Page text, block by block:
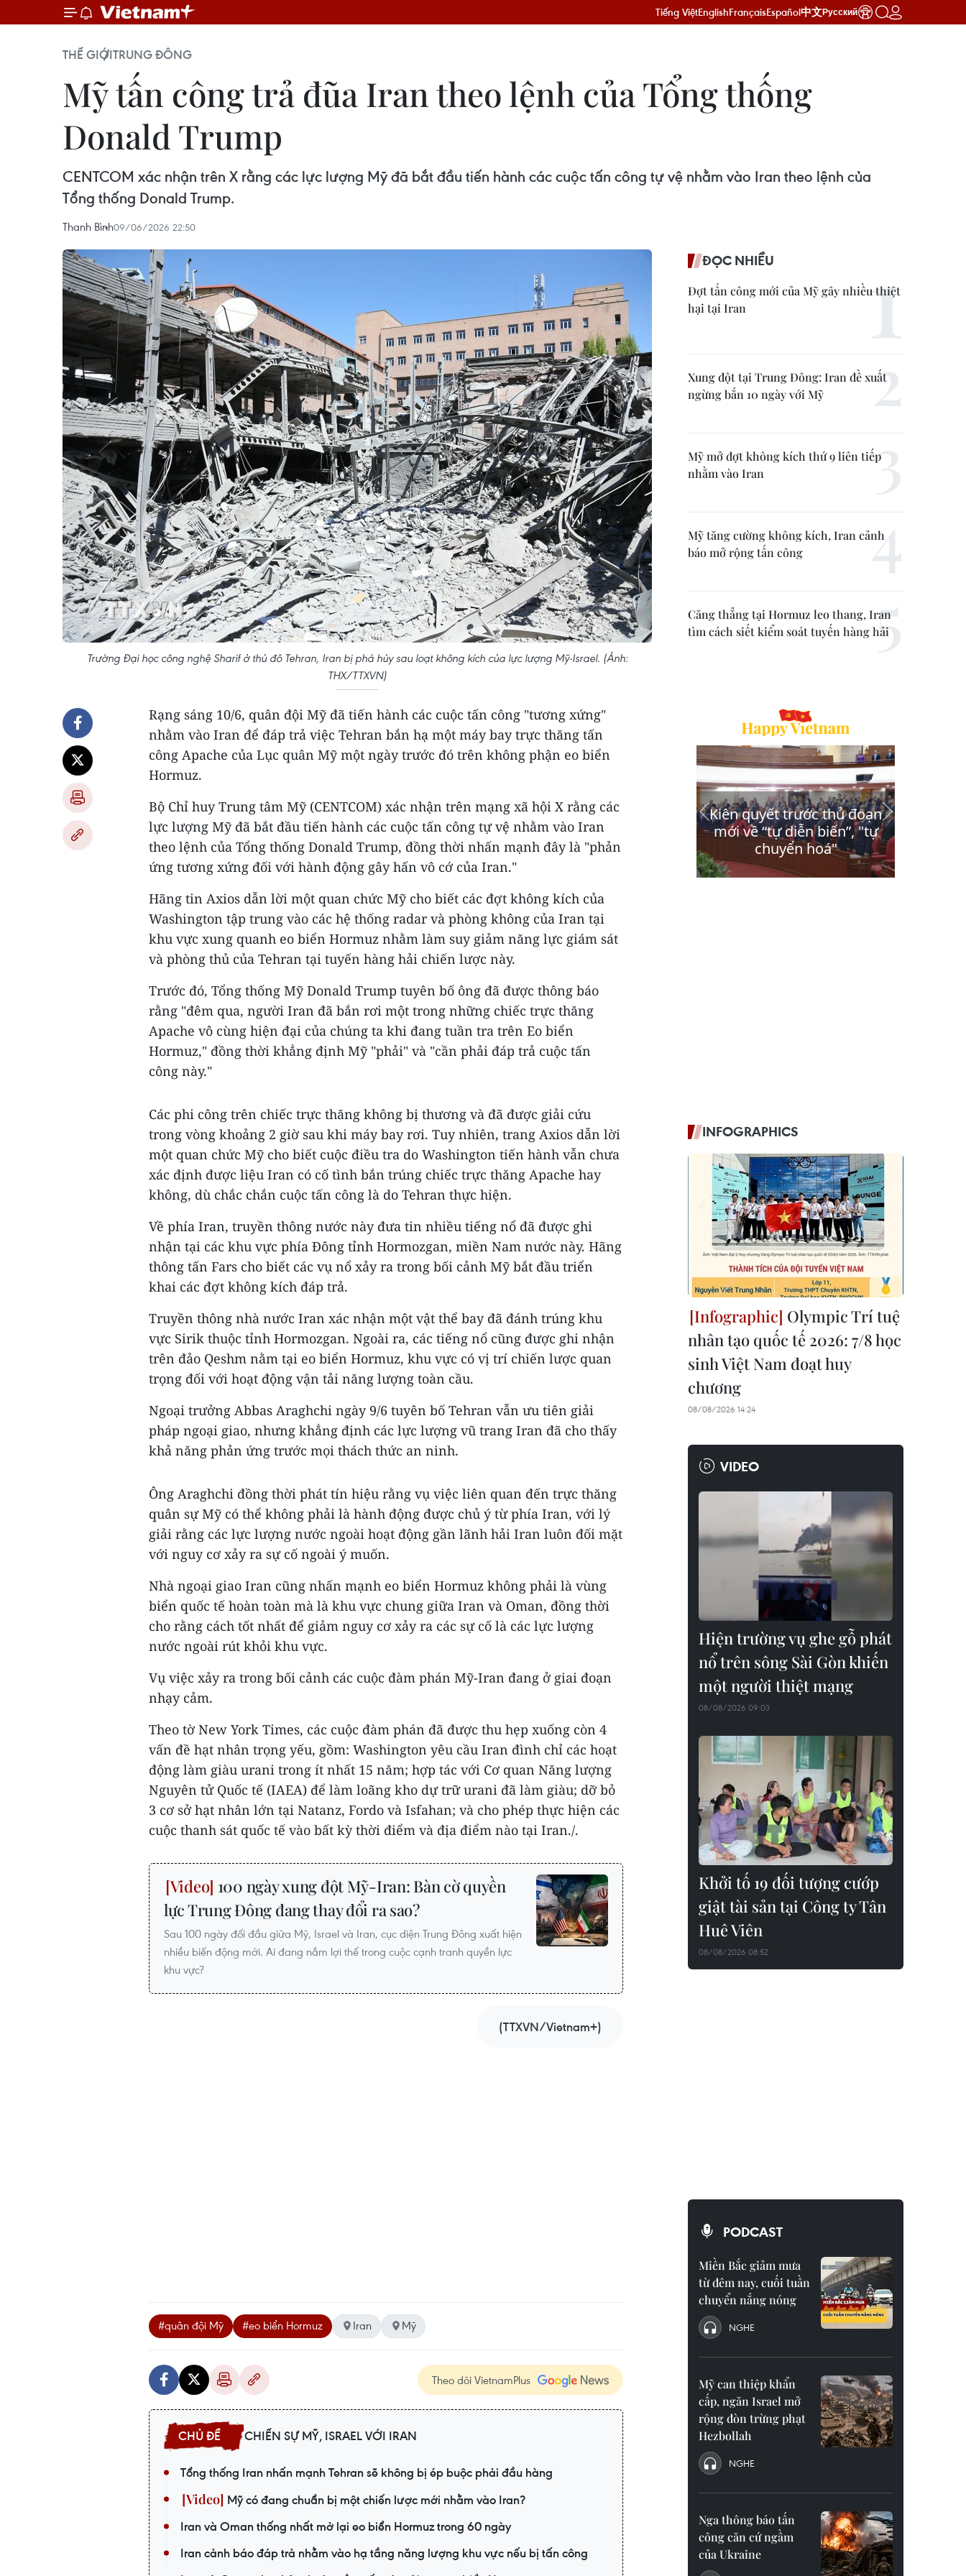
Tiếng ViệtEnglishFrançaisEspañol中文Русский
THẾ GIỚITRUNG ĐÔNG
Mỹ tấn công trả đũa Iran theo lệnh của Tổng thống
Donald Trump
CENTCOM xác nhận trên X rằng các lực lượng Mỹ đã bắt đầu tiến hành các cuộc tấn công tự vệ nhằm vào Iran theo lệnh của
Tổng thống Donald Trump.
Thanh Bình09/06/2026 22:50
Trường Đại học công nghệ Sharif ở thủ đô Tehran, Iran bị phá hủy sau loạt không kích của lực lượng Mỹ-Israel. (Ảnh:
THX/TTXVN)
Rạng sáng 10/6, quân đội Mỹ đã tiến hành các cuộc tấn công "tương xứng"
nhằm vào Iran để đáp trả việc Tehran bắn hạ một máy bay trực thăng tấn
công Apache của Lục quân Mỹ một ngày trước đó trên không phận eo biển
Hormuz.
Bộ Chỉ huy Trung tâm Mỹ (CENTCOM) xác nhận trên mạng xã hội X rằng các
lực lượng Mỹ đã bắt đầu tiến hành các cuộc tấn công tự vệ nhằm vào Iran
theo lệnh của Tổng thống Donald Trump, đồng thời nhấn mạnh đây là "phản
ứng tương xứng đối với hành động gây hấn vô cớ của Iran."
Hãng tin Axios dẫn lời một quan chức Mỹ cho biết các đợt không kích của
Washington tập trung vào các hệ thống radar và phòng không của Iran tại
khu vực xung quanh eo biển Hormuz nhằm làm suy giảm năng lực giám sát
và phòng thủ của Tehran tại tuyến hàng hải chiến lược này.
Trước đó, Tổng thống Mỹ Donald Trump tuyên bố ông đã được thông báo
rằng "đêm qua, người Iran đã bắn rơi một trong những chiếc trực thăng
Apache vô cùng hiện đại của chúng ta khi đang tuần tra trên Eo biển
Hormuz," đồng thời khẳng định Mỹ "phải" và "cần phải đáp trả cuộc tấn
công này."
Các phi công trên chiếc trực thăng không bị thương và đã được giải cứu
trong vòng khoảng 2 giờ sau khi máy bay rơi. Tuy nhiên, trang Axios dẫn lời
một quan chức Mỹ cho biết cuộc điều tra do Washington tiến hành vẫn chưa
xác định được liệu Iran có cố tình bắn trúng chiếc trực thăng Apache hay
không, dù chắc chắn cuộc tấn công là do Tehran thực hiện.
Về phía Iran, truyền thông nước này đưa tin nhiều tiếng nổ đã được ghi
nhận tại các khu vực phía Đông tỉnh Hormozgan, miền Nam nước này. Hãng
thông tấn Fars cho biết các vụ nổ xảy ra trong bối cảnh Mỹ bắt đầu triển
khai các đợt không kích đáp trả.
Truyền thông nhà nước Iran xác nhận một vật thể bay đã đánh trúng khu
vực Sirik thuộc tỉnh Hormozgan. Ngoài ra, các tiếng nổ cũng được ghi nhận
trên đảo Qeshm nằm tại eo biển Hormuz, khu vực có vị trí chiến lược quan
trọng đối với hoạt động vận tải năng lượng toàn cầu.
Ngoại trưởng Abbas Araghchi ngày 9/6 tuyên bố Tehran vẫn ưu tiên giải
pháp ngoại giao, nhưng khẳng định các lực lượng vũ trang Iran đã cho thấy
khả năng phản ứng trước mọi thách thức an ninh.
Ông Araghchi đồng thời phát tín hiệu rằng vụ việc liên quan đến trực thăng
quân sự Mỹ có thể không phải là hành động được chủ ý từ phía Iran, với lý
giải rằng các lực lượng nước ngoài hoạt động gần lãnh hải Iran luôn đối mặt
với nguy cơ xảy ra sự cố ngoài ý muốn.
Nhà ngoại giao Iran cũng nhấn mạnh eo biển Hormuz không phải là vùng
biển quốc tế hoàn toàn mà là khu vực chung giữa Iran và Oman, đồng thời
cho rằng cách tốt nhất để giảm nguy cơ xảy ra các sự cố là các lực lượng
nước ngoài rút khỏi khu vực.
Vụ việc xảy ra trong bối cảnh các cuộc đàm phán Mỹ-Iran đang ở giai đoạn
nhạy cảm.
Theo tờ New York Times, các cuộc đàm phán đã được thu hẹp xuống còn 4
vấn đề hạt nhân trọng yếu, gồm: Washington yêu cầu Iran đình chỉ các hoạt
động làm giàu urani trong ít nhất 15 năm; hợp tác với Cơ quan Năng lượng
Nguyên tử Quốc tế (IAEA) để làm loãng kho dự trữ urani đã làm giàu; dỡ bỏ
3 cơ sở hạt nhân lớn tại Natanz, Fordo và Isfahan; và cho phép thực hiện các
cuộc thanh sát quốc tế vào bất kỳ thời điểm và địa điểm nào tại Iran./.
100 ngày xung đột Mỹ-Iran: Bàn cờ quyền
lực Trung Đông đang thay đổi ra sao?
Sau 100 ngày đối đầu giữa Mỹ, Israel và Iran, cục diện Trung Đông xuất hiện
nhiều biến động mới. Ai đang nắm lợi thế trong cuộc cạnh tranh quyền lực
khu vực?
(TTXVN/Vietnam+)
#quân đội Mỹ #eo biển Hormuz Iran Mỹ
Theo dõi VietnamPlus
CHIẾN SỰ MỸ, ISRAEL VỚI IRAN
Tổng thống Iran nhấn mạnh Tehran sẽ không bị ép buộc phải đầu hàng
Mỹ có đang chuẩn bị một chiến lược mới nhằm vào Iran?
Iran và Oman thống nhất mở lại eo biển Hormuz trong 60 ngày
Iran cảnh báo đáp trả nhằm vào hạ tầng năng lượng khu vực nếu bị tấn công
ĐỌC NHIỀU
Đợt tấn công mới của Mỹ gây nhiều thiệt
hại tại Iran
Xung đột tại Trung Đông: Iran đề xuất
ngừng bắn 10 ngày với Mỹ
Mỹ mở đợt không kích thứ 9 liên tiếp
nhằm vào Iran
Mỹ tăng cường không kích, Iran cảnh
báo mở rộng tấn công
Căng thẳng tại Hormuz leo thang, Iran
tìm cách siết kiểm soát tuyến hàng hải
INFOGRAPHICS
Olympic Trí tuệ
nhân tạo quốc tế 2026: 7/8 học
sinh Việt Nam đoạt huy
chương
08/08/2026 14:24
VIDEO
Hiện trường vụ ghe gỗ phát
nổ trên sông Sài Gòn khiến
một người thiệt mạng
08/08/2026 09:03
Khởi tố 19 đối tượng cướp
giật tài sản tại Công ty Tân
Huê Viên
08/08/2026 08:52
PODCAST
Miền Bắc giảm mưa
từ đêm nay, cuối tuần
chuyển nắng nóng
NGHE
Mỹ can thiệp khẩn
cấp, ngăn Israel mở
rộng đòn trừng phạt
Hezbollah
NGHE
Nga thông báo tấn
công căn cứ ngầm
của Ukraine